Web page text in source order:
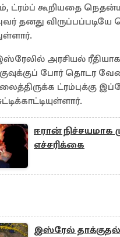
ட்ரம்ப் கூறியதை
தனது விருப்பப்படியே
அரசியல்
போர் தொடர
ட்ரம்புக்கு
ஈரான் நிச்சயமாக
எச்சரிக்கை
இஸ்ரேல்